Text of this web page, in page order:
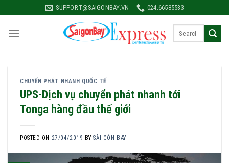
to
content
SUPPORT@SAIGONBAY.VN 024.66585533
CHUYỂN PHÁT NHANH QUỐC TẾ
UPS-Dịch vụ chuyển phát nhanh tới
Tonga hàng đầu thế giới
POSTED ON 27/04/2019 BYSÀI GÒN BAY